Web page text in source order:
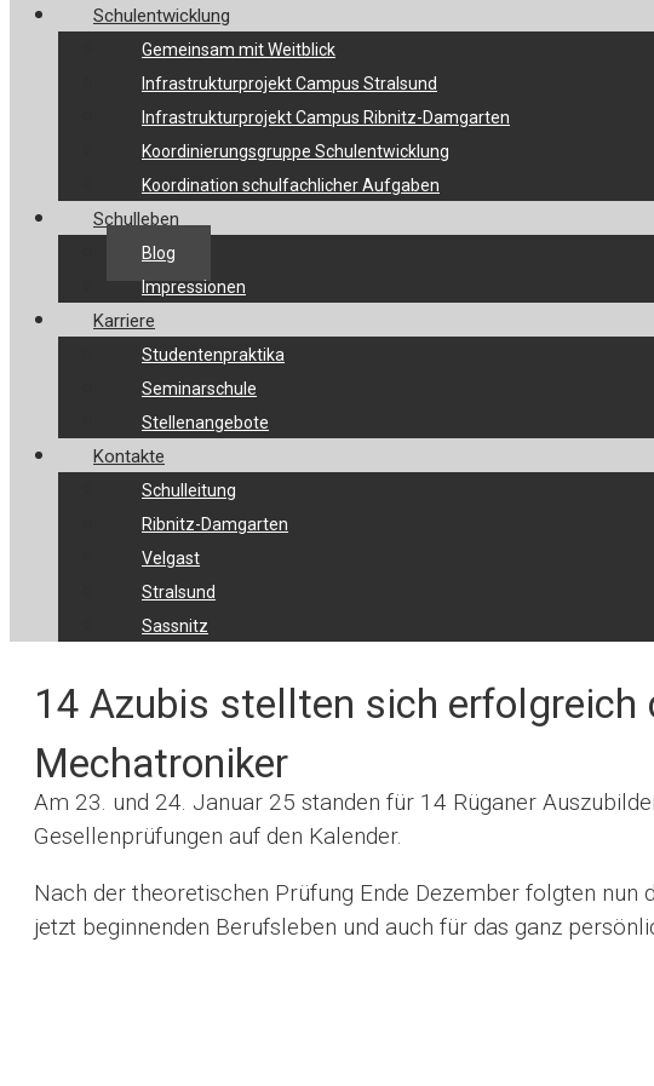
Schulentwicklung
Gemeinsam mit Weitblick
Infrastrukturprojekt Campus Stralsund
Infrastrukturprojekt Campus Ribnitz-Damgarten
Koordinierungsgruppe Schulentwicklung
Koordination schulfachlicher Aufgaben
Schulleben
Blog
Impressionen
Karriere
Studentenpraktika
Seminarschule
Stellenangebote
Kontakte
Schulleitung
Ribnitz-Damgarten
Velgast
Stralsund
Sassnitz
14 Azubis stellten sich erfolgreich
Mechatroniker
Am 23. und 24. Januar 25 standen für 14 Rüganer
Gesellenprüfungen auf den Kalender.
Nach der theoretischen Prüfung Ende Dezember folgten nun
jetzt beginnenden Berufsleben und auch für das ganz